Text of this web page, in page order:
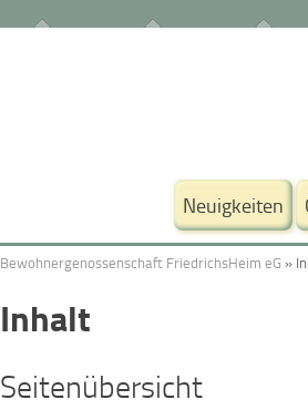
Neuigkeiten
Bewohnergenossenschaft FriedrichsHeim eG »
Inhalt
Seitenübersicht